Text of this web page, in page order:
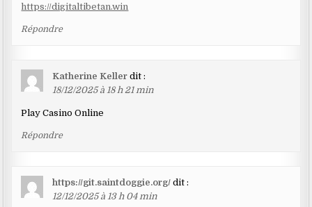
https://digitaltibetan.win
Répondre
Katherine Keller dit :
18/12/2025 à 18 h 21 min
Play Casino Online
Répondre
https://git.saintdoggie.org/ dit :
12/12/2025 à 13 h 04 min